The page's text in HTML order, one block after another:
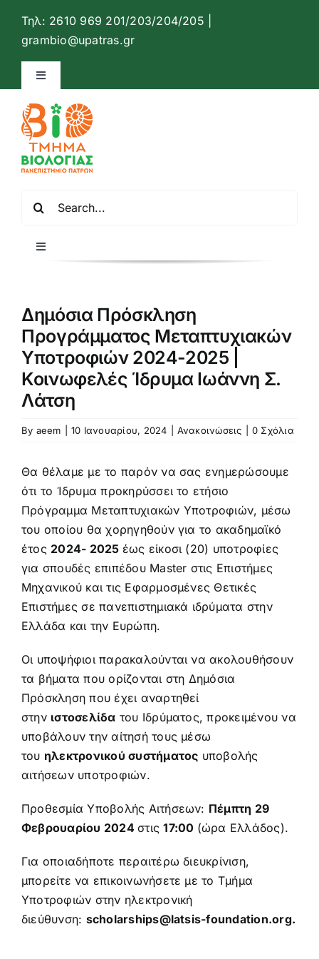
περιεχόμενο
Τηλ: 2610 969 201/203/204/205 |
grambio@upatras.gr
Toggle
Ιστότοπος Τμήματος Βιολογίας
Επικοινωνία
Ελληνικά
Toggle
Navigation
Προκήρυξη – αίτηση
Κανονισμός
Πληροφορίες Μεταπτυχιακών Σπουδών
Πολιτική Ποιότητας
Ανακοινώσεις
Δημόσια Πρόσκληση
Προγράμματος Μεταπτυχιακών
Υποτροφιών 2024-2025 |
Κοινωφελές Ίδρυμα Ιωάννη Σ.
Λάτση
By aeem 10 Ιανουαρίου, 2024 Ανακοινώσεις 0 Σχόλια
Θα θέλαμε με το παρόν να σας ενημερώσουμε
ότι το Ίδρυμα προκηρύσσει το ετήσιο
Πρόγραμμα Μεταπτυχιακών Υποτροφιών, μέσω
του οποίου θα χορηγηθούν για το ακαδημαϊκό
έτος 2024- 2025 έως είκοσι (20) υποτροφίες
για σπουδές επιπέδου Master στις Επιστήμες
Μηχανικού και τις Εφαρμοσμένες Θετικές
Επιστήμες σε πανεπιστημιακά ιδρύματα στην
Ελλάδα και την Ευρώπη.
Οι υποψήφιοι παρακαλούνται να ακολουθήσουν
τα βήματα που ορίζονται στη Δημόσια
Πρόσκληση που έχει αναρτηθεί
στην ιστοσελίδα του Ιδρύματος, προκειμένου να
υποβάλουν την αίτησή τους μέσω
του ηλεκτρονικού συστήματος υποβολής
αιτήσεων υποτροφιών.
Προθεσμία Υποβολής Αιτήσεων: Πέμπτη 29
Φεβρουαρίου 2024στις17:00 (ώρα Ελλάδος).
Για οποιαδήποτε περαιτέρω διευκρίνιση,
μπορείτε να επικοινωνήσετε με το Τμήμα
Υποτροφιών στην ηλεκτρονική
διεύθυνση: scholarships@latsis-foundation.org.